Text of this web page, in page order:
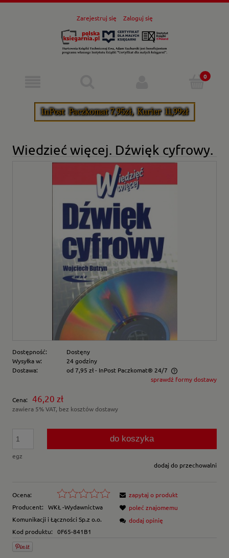
Zarejestruj się Zaloguj się
Wiedzieć więcej. Dźwięk cyfrowy.
Dostępność:
Dostęny
Wysyłka w:
24 godziny
Dostawa:
od 7,95 zł- InPost Paczkomat® 24/7
Cena nie zawiera ewentualnych kosztów płatnościsprawdź formy dostawy
Cena: 46,20 zł
zawiera 5% VAT, bez kosztów dostawy
egz
do koszyka
dodaj do przechowalni
Ocena:
Producent:
WKŁ -Wydawnictwa
Komunikacji i Łączności Sp.z o.o.
Kod produktu:
0F65-841B1
zapytaj o produkt
poleć znajomemu
dodaj opinię